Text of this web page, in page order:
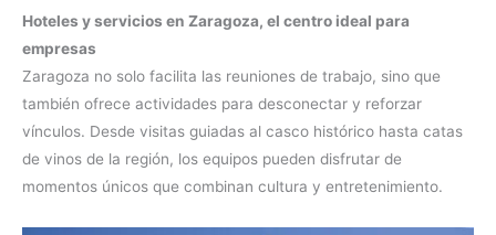
Hoteles y servicios en Zaragoza, el centro ideal para
empresas
Zaragoza no solo facilita las reuniones de trabajo, sino que
también ofrece actividades para desconectar y reforzar
vínculos. Desde visitas guiadas al casco histórico hasta catas
de vinos de la región, los equipos pueden disfrutar de
momentos únicos que combinan cultura y entretenimiento.